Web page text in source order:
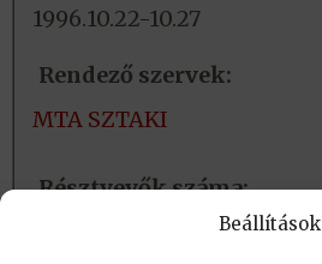
Beállítások
1996.10.22-10.27
Rendező szervek:
MTA SZTAKI
Résztvevők száma: